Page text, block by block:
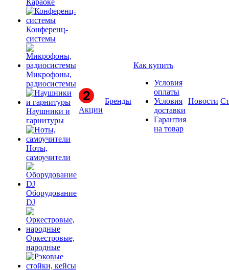
Караоке
Конференц-
системы
Микрофоны,
радиосистемы
Наушники и
гарнитуры
Ноты,
самоучители
Оборудование
DJ
Оркестровые,
народные
Акции
Бренды
Как купить
Условия
оплаты
Условия
доставки
Гарантия
на товар
Новости